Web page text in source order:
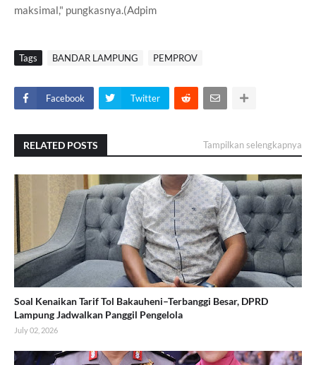
maksimal," pungkasnya.(Adpim
Tags BANDAR LAMPUNG PEMPROV
Facebook Twitter
RELATED POSTS Tampilkan selengkapnya
Soal Kenaikan Tarif Tol Bakauheni–Terbanggi Besar, DPRD
Lampung Jadwalkan Panggil Pengelola
July 02, 2026